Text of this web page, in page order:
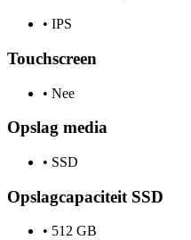
• IPS
Touchscreen
• Nee
Opslag media
• SSD
Opslagcapaciteit SSD
• 512 GB